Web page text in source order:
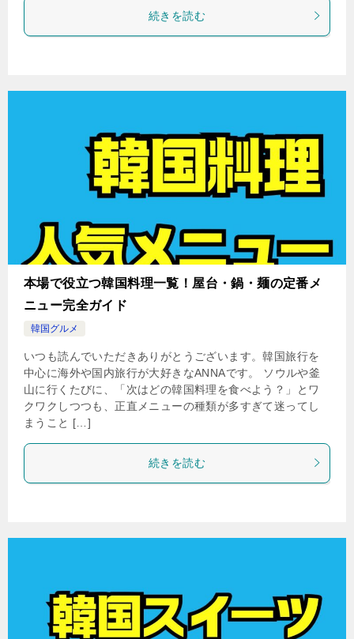
続きを読む
本場で役立つ韓国料理一覧！屋台・鍋・麺の定番メ
ニュー完全ガイド
韓国グルメ
いつも読んでいただきありがとうございます。韓国旅行を
中心に海外や国内旅行が大好きなANNAです。 ソウルや釜
山に行くたびに、「次はどの韓国料理を食べよう？」とワ
クワクしつつも、正直メニューの種類が多すぎて迷ってし
まうこと […]
続きを読む